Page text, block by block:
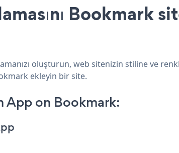
Bookmark
oluşturun, web sitenizin stiline ve
ekleyin bir site.
App on Bookmark: